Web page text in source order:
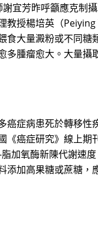
宜芳昨呼籲應克制
教授楊培英（
食大量澱粉或不同
多腫瘤愈大。大量攝
癌症病患死於轉移
《癌症研究》線上
加氧酶新陳代謝速
添加高果糖或蔗糖，